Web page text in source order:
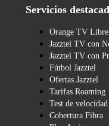
Servicios
Orange TV Libre
Jazztel TV con
Jazztel TV con
Fútbol Jazztel
Ofertas Jazztel
Tarifas Roaming
Test de velocidad
Cobertura Fibra